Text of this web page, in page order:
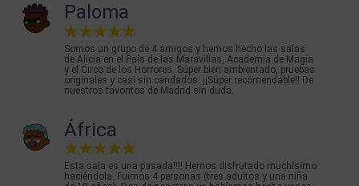
Paloma
Somos un grupo de 4 amigos y hemos hecho las salas
de Alicia en el País de las Maravillas, Academia de Magia
y el Circo de los Horrores. Súper bien ambientado, pruebas
originales y casi sin candados. ¡¡Súper recomendable!! De
nuestros favoritos de Madrid sin duda.
África
Esta sala es una pasada!!!! Hemos disfrutado muchísimo
haciéndola. Fuimos 4 personas (tres adultos y una niña